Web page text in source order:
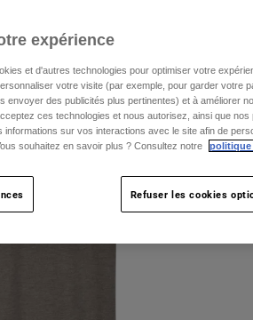
expérience
et d'autres technologies pour optimiser votre
votre visite (par exemple, pour garder votre
envoyer des publicités plus pertinentes) et à améliorer
ces technologies et nous autorisez, ainsi que nos
informations sur vos interactions avec le site afin de
souhaitez en savoir plus ? Consultez notre
politique
Refuser les cookies